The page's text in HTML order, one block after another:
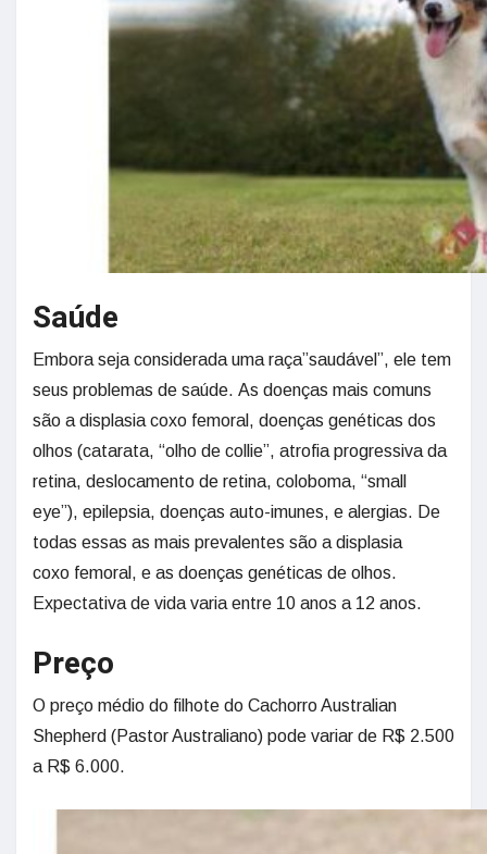
Saúde
Embora seja considerada uma raça”saudável”, ele tem
seus problemas de saúde. As doenças mais comuns
são a displasia coxo femoral, doenças genéticas dos
olhos (catarata, “olho de collie”, atrofia progressiva da
retina, deslocamento de retina, coloboma, “small
eye”), epilepsia, doenças auto-imunes, e alergias. De
todas essas as mais prevalentes são a displasia
coxo femoral, e as doenças genéticas de olhos.
Expectativa de vida varia entre 10 anos a 12 anos.
Preço
O preço médio do filhote do Cachorro Australian
Shepherd (Pastor Australiano) pode variar de R$ 2.500
a R$ 6.000.